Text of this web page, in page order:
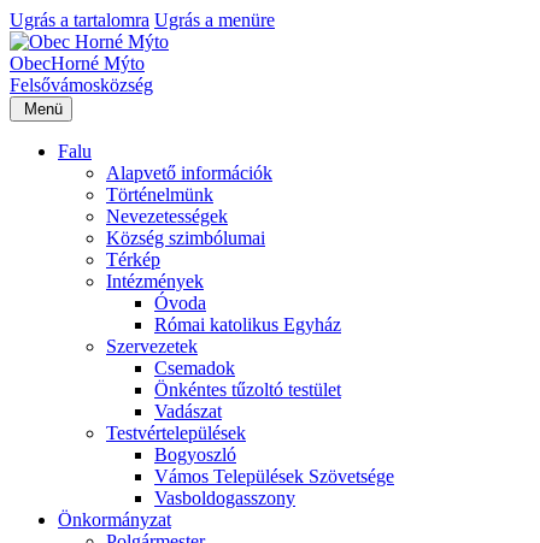
Ugrás a tartalomra Ugrás a menüre
ObecHorné Mýto
Felsővámosközség
Menü
Falu
Alapvető információk
Történelmünk
Nevezetességek
Község szimbólumai
Térkép
Intézmények
Óvoda
Római katolikus Egyház
Szervezetek
Csemadok
Önkéntes tűzoltó testület
Vadászat
Testvértelepülések
Bogyoszló
Vámos Települések Szövetsége
Vasboldogasszony
Önkormányzat